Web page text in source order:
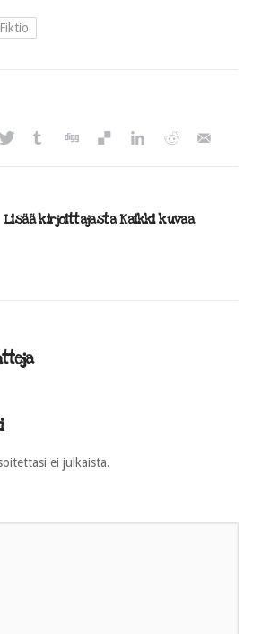
Fiktio
Lisää kirjoittajasta Kaikki kuvaa
ei julkaista.